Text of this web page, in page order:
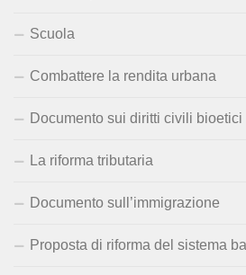
Scuola
Combattere la rendita urbana
Documento sui diritti civili bioetici
La riforma tributaria
Documento sull’immigrazione
Proposta di riforma del sistema